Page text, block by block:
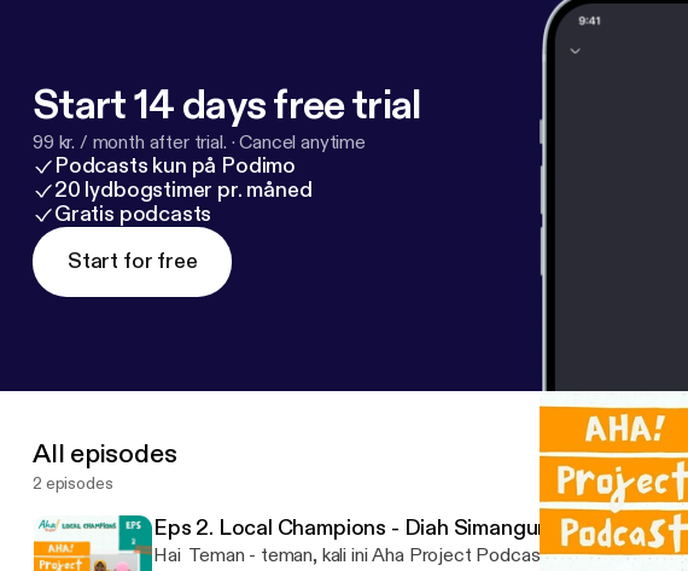
Start 14 days free trial
99 kr. / month after trial. ·Cancel anytime
Podcasts kun på Podimo
20 lydbogstimer pr. måned
Gratis podcasts
Start for free
All episodes
2 episodes
Eps 2. Local Champions - Diah Simangunsong (Medan)
Hai Teman - teman, kali ini Aha Project Podcast bakal ngobrol